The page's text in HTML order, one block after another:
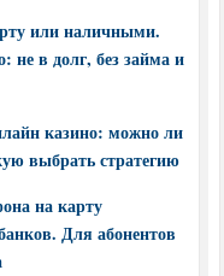
или наличными.
не в долг, без займа и
казино: можно ли
выбрать стратегию
на карту
Для абонентов